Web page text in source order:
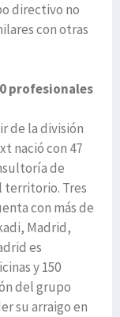
directivo no
con otras
profesionales
de la división
nació con 47
de
territorio. Tres
con más de
Madrid,
es
y 150
del grupo
su arraigo en